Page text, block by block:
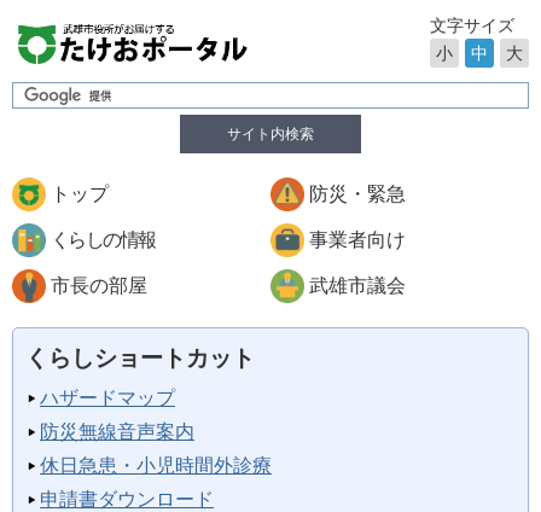
サイト内検索
文字サイズ
小
中 大
トップ 防災・緊急
くらしの情報 事業者向け
市長の部屋 武雄市議会
くらしショートカット
ハザードマップ
防災無線音声案内
休日急患・小児時間外診療
申請書ダウンロード